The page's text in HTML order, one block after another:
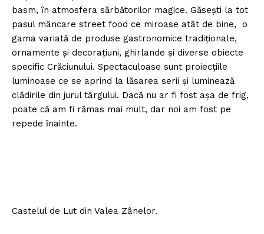
basm, ȋn atmosfera sărbătorilor magice. Găseşti la tot
pasul mâncare street food ce miroase atât de bine, o
gama variată de produse gastronomice tradiţionale,
ornamente şi decoraţiuni, ghirlande şi diverse obiecte
specific Crăciunului. Spectaculoase sunt proiecţiile
luminoase ce se aprind la lăsarea serii şi luminează
clădirile din jurul târgului. Dacă nu ar fi fost aşa de frig,
poate că am fi rămas mai mult, dar noi am fost pe
repede ȋnainte.
Castelul de Lut din Valea Zânelor.